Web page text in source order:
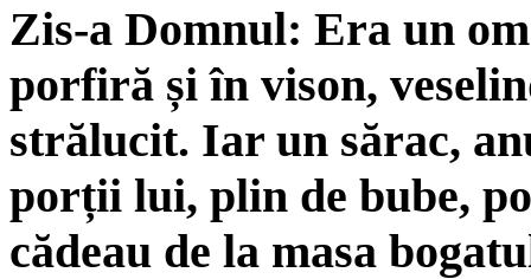
Zis-a Domnul: Era un
porfiră și în vison,
strălucit. Iar un sărac,
porții lui, plin de bube,
cădeau de la masa